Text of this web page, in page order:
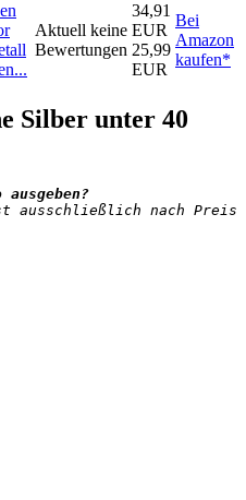
Aktuell keine
Bewertungen
34,91
EUR
25,99
EUR
Bei
Amazon
kaufen*
Silber unter 40
ausschließlich nach